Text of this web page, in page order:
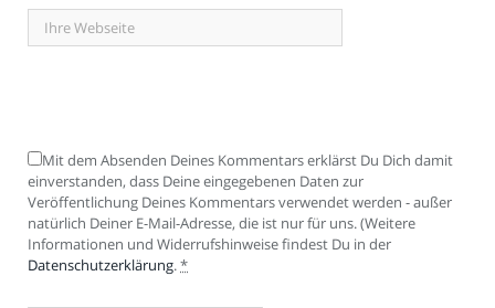
Mit dem Absenden Deines Kommentars erklärst Du Dich damit
einverstanden, dass Deine eingegebenen Daten zur
Veröffentlichung Deines Kommentars verwendet werden - außer
natürlich Deiner E-Mail-Adresse, die ist nur für uns. (Weitere
Informationen und Widerrufshinweise findest Du in der
Datenschutzerklärung. *